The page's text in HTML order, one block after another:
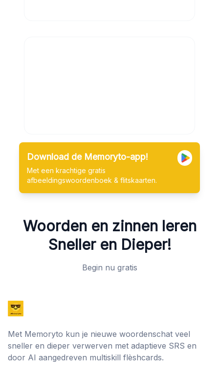
Download de Memoryto-app!
Met een krachtige gratis
afbeeldingswoordenboek & flitskaarten.
Woorden en zinnen leren
Sneller en Dieper!
Begin nu gratis
Met Memoryto kun je nieuwe woordenschat veel
sneller en dieper verwerven met adaptieve SRS en
door AI aangedreven multiskill flèshcards.